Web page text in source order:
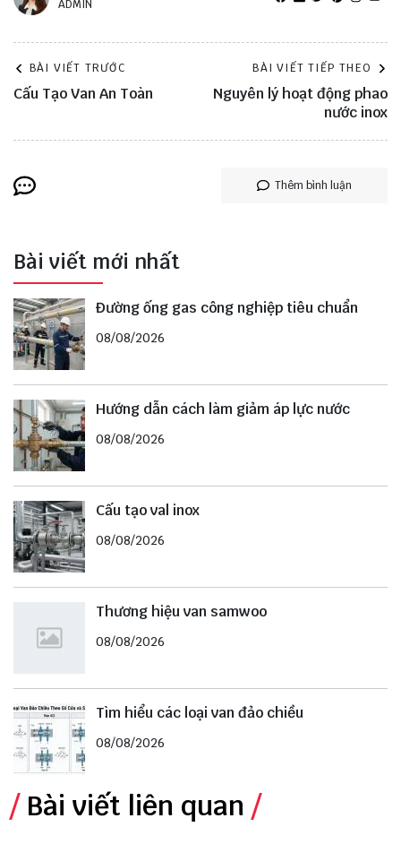
ADMIN
BÀI VIẾT TRƯỚC
Cấu Tạo Van An Toàn
BÀI VIẾT TIẾP THEO
Nguyên lý hoạt động phao
nước inox
Thêm bình luận
Bài viết mới nhất
Đường ống gas công nghiệp tiêu chuẩn
08/08/2026
Hướng dẫn cách làm giảm áp lực nước
08/08/2026
Cấu tạo val inox
08/08/2026
Thương hiệu van samwoo
08/08/2026
Tìm hiểu các loại van đảo chiều
08/08/2026
Bài viết liên quan